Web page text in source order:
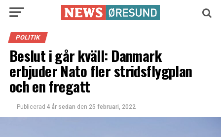
POLITIK
Beslut i går kväll: Danmark
erbjuder Nato fler stridsflygplan
och en fregatt
Publicerad 4 år sedan den 25 februari, 2022